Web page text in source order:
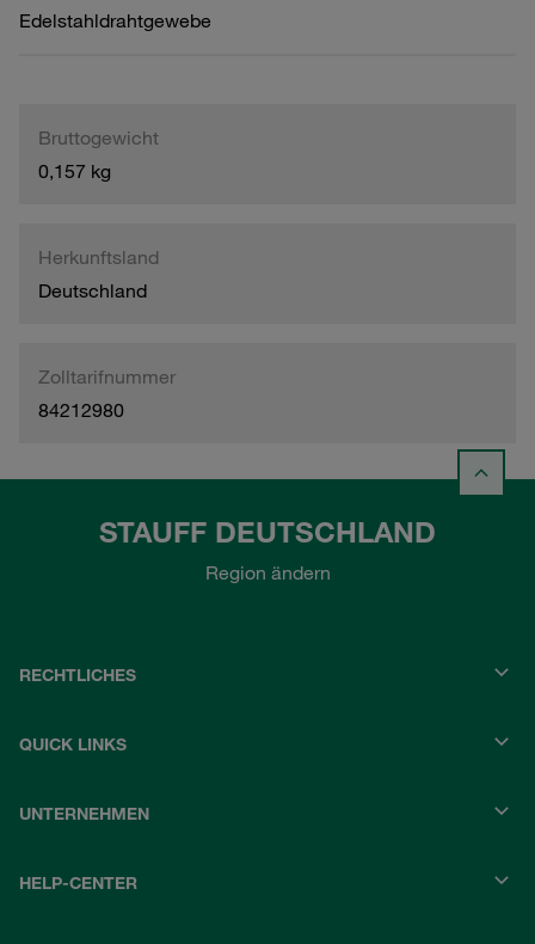
Edelstahldrahtgewebe
Bruttogewicht
0,157 kg
Herkunftsland
Deutschland
Zolltarifnummer
84212980
STAUFF DEUTSCHLAND
Region ändern
RECHTLICHES
QUICK LINKS
UNTERNEHMEN
HELP-CENTER